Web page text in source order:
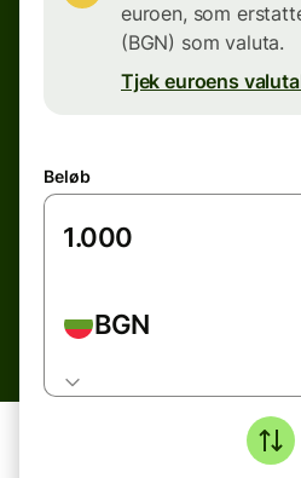
euroen, som
(BGN) som valuta.
Tjek euroens
Beløb
BGN